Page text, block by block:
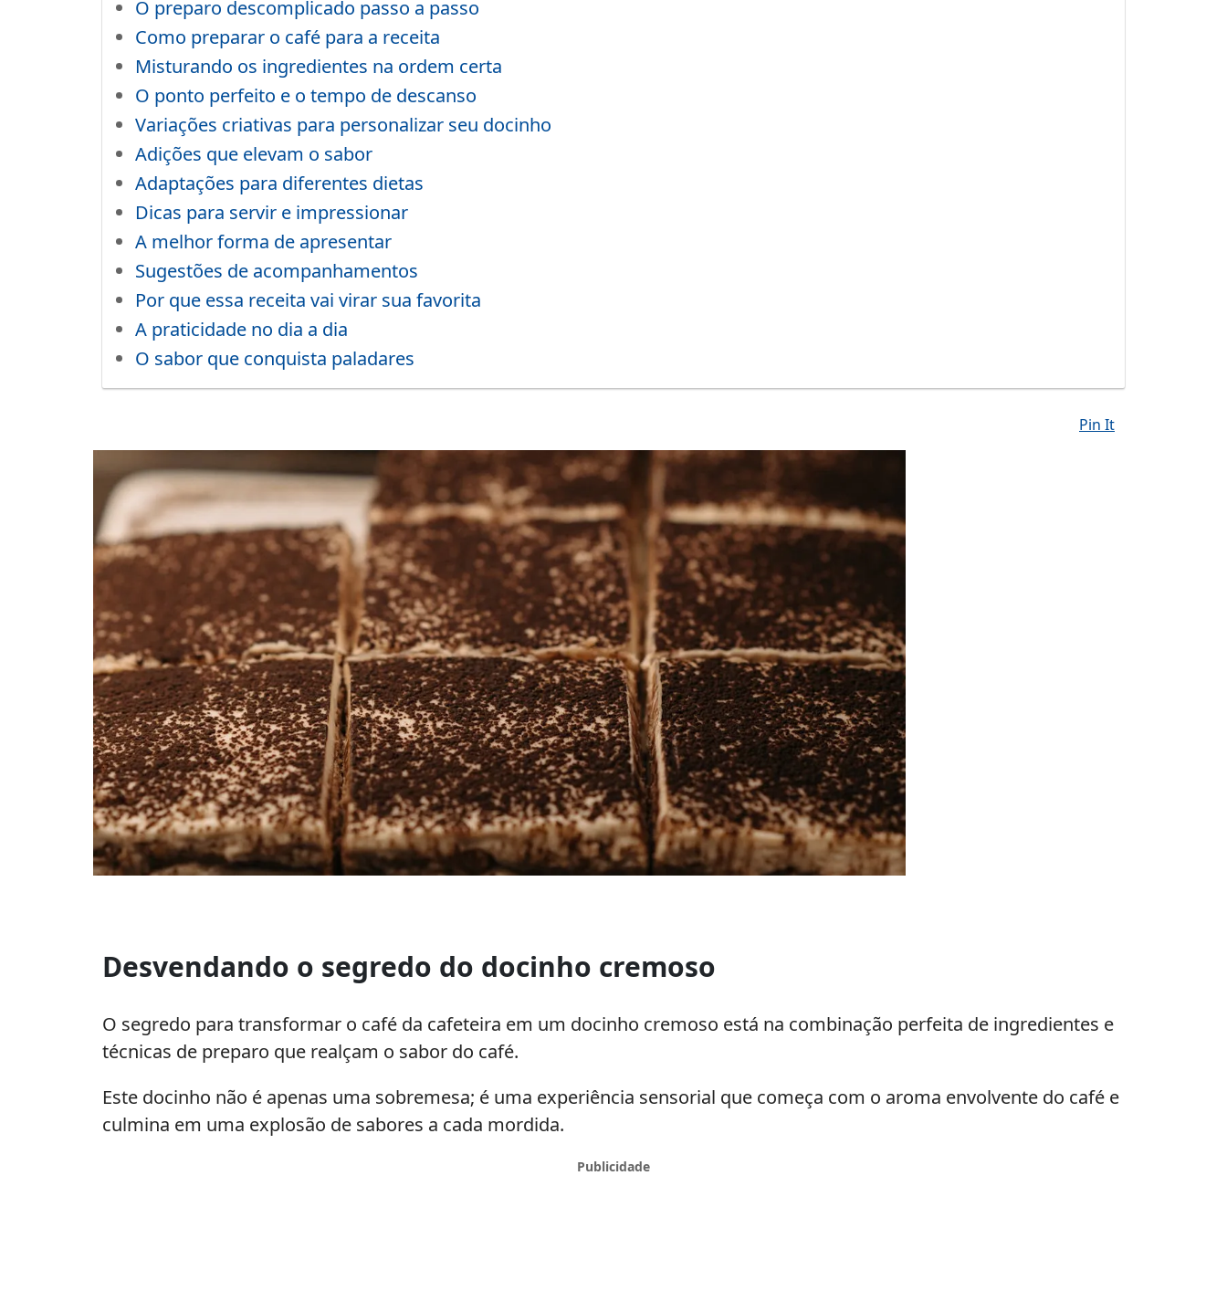
O preparo descomplicado passo a passo
Como preparar o café para a receita
Misturando os ingredientes na ordem certa
O ponto perfeito e o tempo de descanso
Variações criativas para personalizar seu docinho
Adições que elevam o sabor
Adaptações para diferentes dietas
Dicas para servir e impressionar
A melhor forma de apresentar
Sugestões de acompanhamentos
Por que essa receita vai virar sua favorita
A praticidade no dia a dia
O sabor que conquista paladares
seu
café
um
docinho
cremoso
irresistível
Pin It
Desvendando o segredo do docinho cremoso
O segredo para transformar o café da cafeteira em um docinho cremoso está na combinação perfeita de ingredientes e
técnicas de preparo que realçam o sabor do café.
Este docinho não é apenas uma sobremesa; é uma experiência sensorial que começa com o aroma envolvente do café e
culmina em uma explosão de sabores a cada mordida.